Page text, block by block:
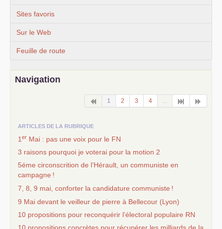
Sites favoris
Sur le Web
Feuille de route
Navigation
1 2 3 4
ARTICLES DE LA RUBRIQUE
1 er Mai : pas une voix pour le FN
3 raisons pourquoi je voterai pour la motion 2
5éme circonscrition de l’Hérault, un communiste en
campagne !
7, 8, 9 mai, conforter la candidature communiste !
9 Mai devant le veilleur de pierre à Bellecour (Lyon)
10 propositions pour reconquérir l’électoral populaire RN
10 propositions concrètes pour récupérer les milliards de la